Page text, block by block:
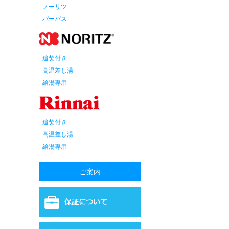
ノーリツ
パーパス
追焚付き
高温差し湯
給湯専用
追焚付き
高温差し湯
給湯専用
ご案内